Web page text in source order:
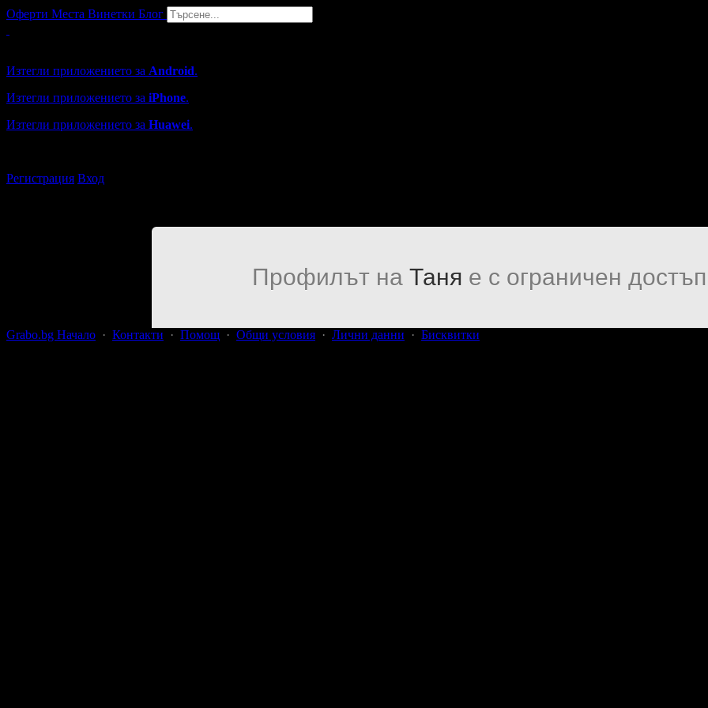
Оферти Места Винетки Блог
Изтегли приложението за Android.
Изтегли приложението за iPhone.
Изтегли приложението за Huawei.
Регистрация Вход
Профилът на Таня е с ограничен
Grabo.bg Начало · Контакти · Помощ · Общи условия · Лични данни · Бисквитки